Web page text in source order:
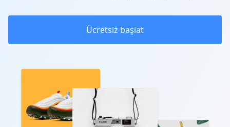
Ücretsiz başlat